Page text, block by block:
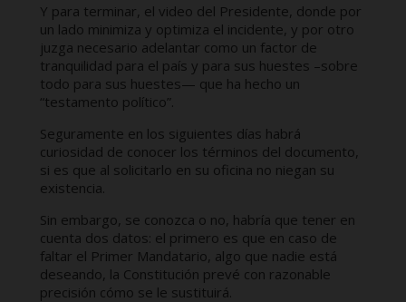
Y para terminar, el video del Presidente, donde por
un lado minimiza y optimiza el incidente, y por otro
juzga necesario adelantar como un factor de
tranquilidad para el país y para sus huestes –sobre
todo para sus huestes— que ha hecho un
“testamento político”.
Seguramente en los siguientes días habrá
curiosidad de conocer los términos del documento,
si es que al solicitarlo en su oficina no niegan su
existencia.
Sin embargo, se conozca o no, habría que tener en
cuenta dos datos: el primero es que en caso de
faltar el Primer Mandatario, algo que nadie está
deseando, la Constitución prevé con razonable
precisión cómo se le sustituirá.